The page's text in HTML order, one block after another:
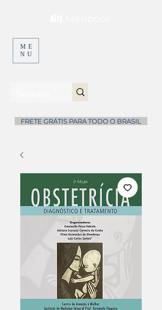
ME
NU
FRETE GRÁTIS PARA TODO O BRASIL